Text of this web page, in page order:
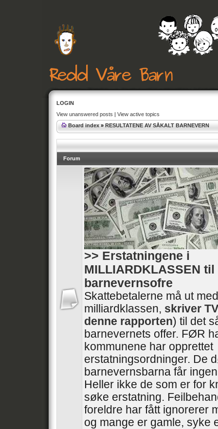
LOGIN
View unanswered posts | View active topics
Board index » RESULTATENE AV SÅKALT BARNEVERN
Forum
>> Erstatningene i
MILLIARDKLASSEN til
barnevernsofre
Skattebetalerne må ut
milliardklassen, skriver
denne rapporten) til det
barnevernets offer. FØR
kommunene har opprettet
erstatningsordninger. De
barnevernsbarna får
Heller ikke de som er for
søke erstatning.
foreldre har fått ignorerer
og mange er gamle, syke